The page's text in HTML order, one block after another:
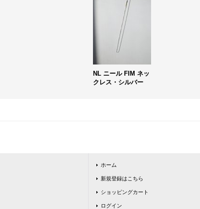
NL ニール FIM ネッ
クレス・シルバー
ホーム
新規登録はこちら
ショッピングカート
ログイン